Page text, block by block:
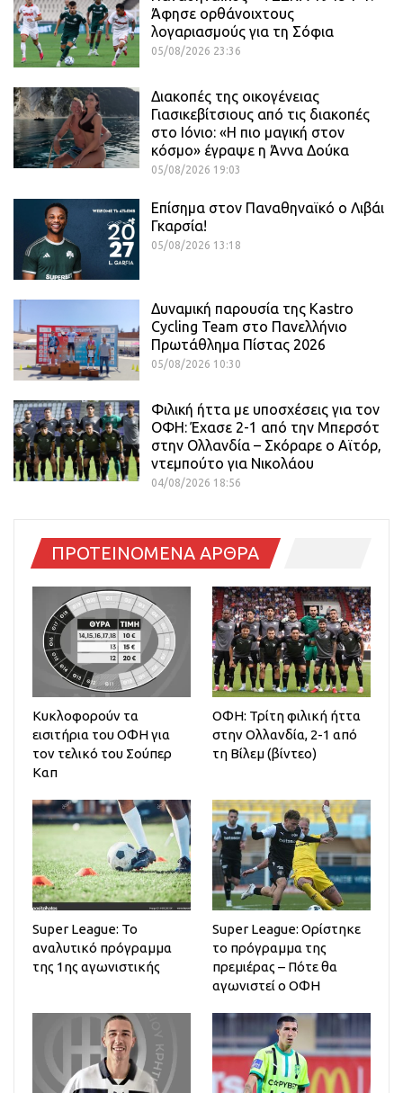
Άφησε ορθάνοιχτους
λογαριασμούς για τη Σόφια
05/08/2026 23:36
Διακοπές της οικογένειας
Γιασικεβίτσιους από τις διακοπές
στο Ιόνιο: «Η πιο μαγική στον
κόσμο» έγραψε η Άννα Δούκα
05/08/2026 19:03
Επίσημα στον Παναθηναϊκό ο Λιβάι
Γκαρσία!
05/08/2026 13:18
Δυναμική παρουσία της Kastro
Cycling Team στο Πανελλήνιο
Πρωτάθλημα Πίστας 2026
05/08/2026 10:30
Φιλική ήττα με υποσχέσεις για τον
ΟΦΗ: Έχασε 2-1 από την Μπερσότ
στην Ολλανδία – Σκόραρε ο Αϊτόρ,
ντεμπούτο για Νικολάου
04/08/2026 18:56
ΠΡΟΤΕΙΝΟΜΕΝΑ ΑΡΘΡΑ
Κυκλοφορούν τα
εισιτήρια του ΟΦΗ για
τον τελικό του Σούπερ
Καπ
ΟΦΗ: Τρίτη φιλική ήττα
στην Ολλανδία, 2-1 από
τη Βίλεμ (βίντεο)
Super League: Το
αναλυτικό πρόγραμμα
της 1ης αγωνιστικής
Super League: Ορίστηκε
το πρόγραμμα της
πρεμιέρας – Πότε θα
αγωνιστεί ο ΟΦΗ